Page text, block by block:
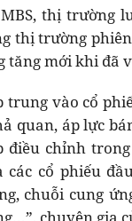
thị trường
thị trường
tăng mới khi đã
trung vào cổ
quan, áp lực
điều chỉnh
các cổ phiếu
chuỗi cung
chuyên gia